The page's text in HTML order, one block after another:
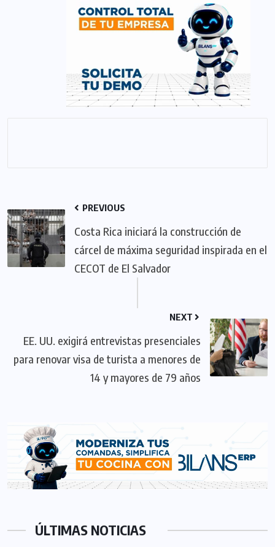
PREVIOUS
Costa Rica iniciará la construcción de
cárcel de máxima seguridad inspirada en el
CECOT de El Salvador
NEXT
EE. UU. exigirá entrevistas presenciales
para renovar visa de turista a menores de
14 y mayores de 79 años
ÚLTIMAS NOTICIAS